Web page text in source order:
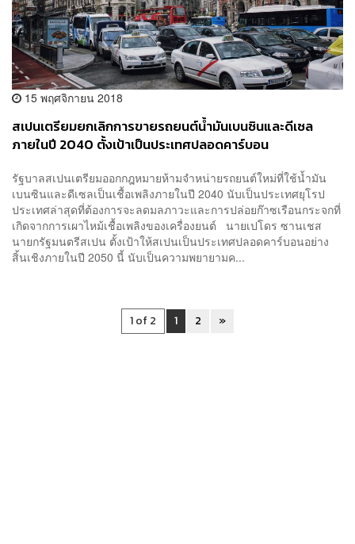
15 พฤศจิกายน 2018
สเปนเตรียมยกเลิกการขายรถยนต์น้ำมันเบนซินและดีเซล
ภายในปี 2040 ตั้งเป้าเป็นประเทศปลอดคาร์บอน
รัฐบาลสเปนเตรียมออกกฎหมายห้ามจำหน่ายรถยนต์ใหม่ที่ใช้น้ำมัน
เบนซินและดีเซลเป็นเชื้อเพลิงภายในปี 2040 นับเป็นประเทศยุโรป
ประเทศล่าสุดที่ต้องการจะลดมลภาวะและการปล่อยก๊าซเรือนกระจกที่
เกิดจากการเผาไหม้เชื้อเพลิงของเครื่องยนต์ นายเปโดร ซานเชส
นายกรัฐมนตรีสเปน ตั้งเป้าให้สเปนเป็นประเทศปลอดคาร์บอนอย่าง
สิ้นเชิงภายในปี 2050 นี้ นับเป็นความพยายามค...
1 of 2 1 2 »